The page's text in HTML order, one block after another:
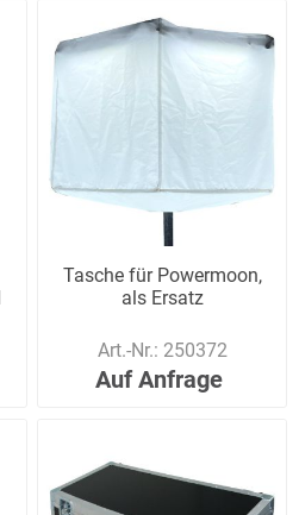
Tasche für Powermoon,
als Ersatz
Art.-Nr.: 250372
Auf Anfrage